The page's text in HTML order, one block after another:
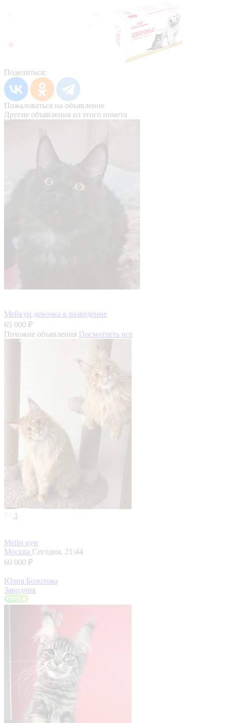
Поделиться:
Пожаловаться на объявление
Другие объявления из этого помета
Мейкун девочка в разведение
65 000 ₽
Похожие объявления Посмотреть все
1
Мейн кун
Москва Сегодня, 21:44
60 000 ₽
Юлия Болотова
Заводчик